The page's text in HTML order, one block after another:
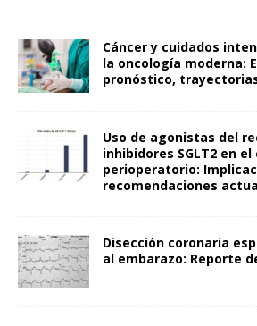
Cáncer y cuidados
la oncología moderna:
pronóstico,
Uso de agonistas del
inhibidores SGLT2 en
perioperatorio:
recomendaciones
Disección coronaria
al embarazo: Reporte